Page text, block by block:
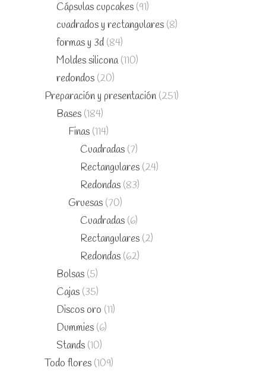
Cápsulas cupcakes (91)
cuadrados y rectangulares (8)
formas y 3d (84)
Moldes silicona (110)
redondos (20)
Preparación y presentación (251)
Bases (184)
Finas (114)
Cuadradas (7)
Rectangulares (24)
Redondas (83)
Gruesas (70)
Cuadradas (6)
Rectangulares (2)
Redondas (62)
Bolsas (5)
Cajas (35)
Discos oro (11)
Dummies (6)
Stands (10)
Todo flores (109)